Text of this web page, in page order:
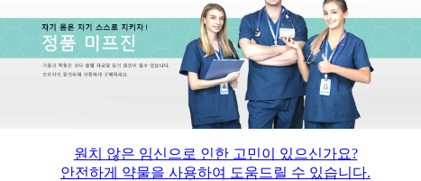
원치 않은 임신으로 인한 고민이 있으신가요?
안전하게 약물을 사용하여 도움드릴 수 있습니다.